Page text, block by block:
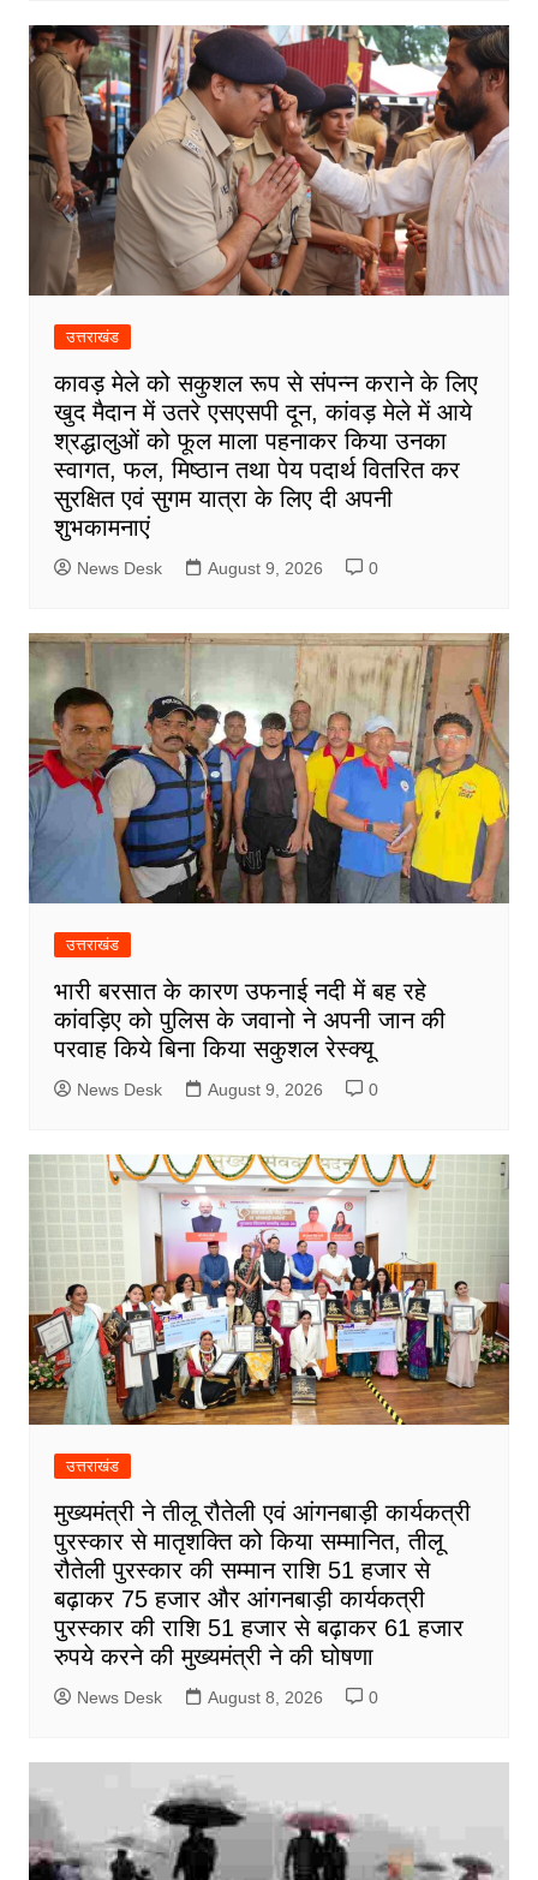
उत्तराखंड
कावड़ मेले को सकुशल रूप से संपन्न कराने के लिए
खुद मैदान में उतरे एसएसपी दून, कांवड़ मेले में आये
श्रद्धालुओं को फूल माला पहनाकर किया उनका
स्वागत, फल, मिष्ठान तथा पेय पदार्थ वितरित कर
सुरक्षित एवं सुगम यात्रा के लिए दी अपनी
शुभकामनाएं
News Desk August 9, 2026 0
उत्तराखंड
भारी बरसात के कारण उफनाई नदी में बह रहे
कांवड़िए को पुलिस के जवानो ने अपनी जान की
परवाह किये बिना किया सकुशल रेस्क्यू
News Desk August 9, 2026 0
उत्तराखंड
मुख्यमंत्री ने तीलू रौतेली एवं आंगनबाड़ी कार्यकत्री
पुरस्कार से मातृशक्ति को किया सम्मानित, तीलू
रौतेली पुरस्कार की सम्मान राशि 51 हजार से
बढ़ाकर 75 हजार और आंगनबाड़ी कार्यकत्री
पुरस्कार की राशि 51 हजार से बढ़ाकर 61 हजार
रुपये करने की मुख्यमंत्री ने की घोषणा
News Desk August 8, 2026 0